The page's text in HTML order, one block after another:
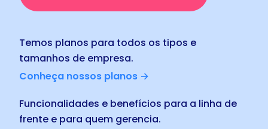
Temos planos para todos os tipos e
tamanhos de empresa.
Conheça nossos planos →
Funcionalidades e benefícios para a linha de
frente e para quem gerencia.